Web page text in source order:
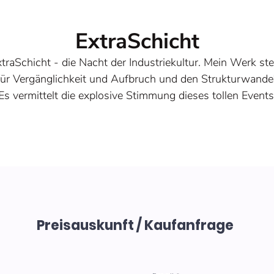
ExtraSchicht
- die Nacht der Industriekultur. Mein Werk
Vergänglichkeit und Aufbruch und den
vermittelt die explosive Stimmung dieses tollen
Entstehungsjahr 2026
Preisauskunft / Kaufanfrage